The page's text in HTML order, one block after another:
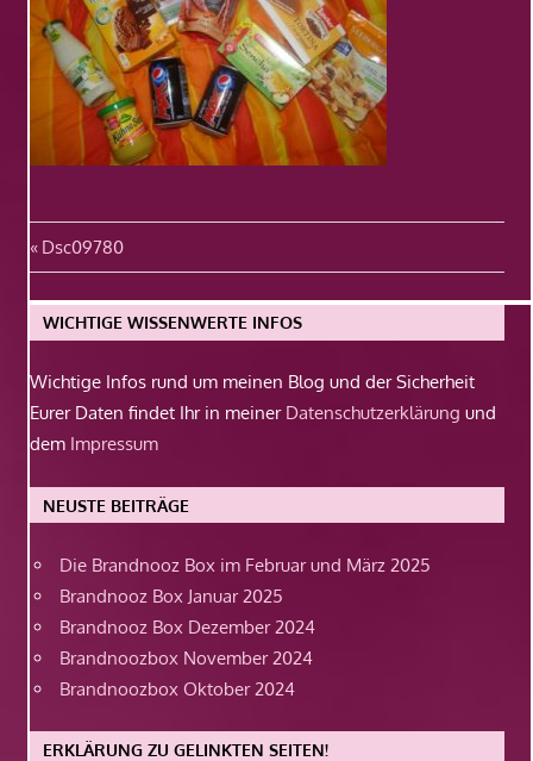
Beitragsnavigation
Vorheriger
Beitrag:
Dsc09780
WICHTIGE WISSENWERTE INFOS
Wichtige Infos rund um meinen Blog und der Sicherheit
Eurer Daten findet Ihr in meiner Datenschutzerklärung und
dem Impressum
NEUSTE BEITRÄGE
Die Brandnooz Box im Februar und März 2025
Brandnooz Box Januar 2025
Brandnooz Box Dezember 2024
Brandnoozbox November 2024
Brandnoozbox Oktober 2024
ERKLÄRUNG ZU GELINKTEN SEITEN!